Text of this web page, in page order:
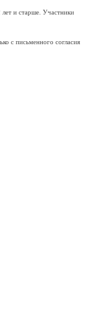
и старше. Участники
с письменного согласия